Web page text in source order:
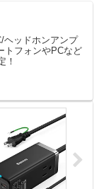
ヘッドホンアンプ
トフォンやPCなど
！